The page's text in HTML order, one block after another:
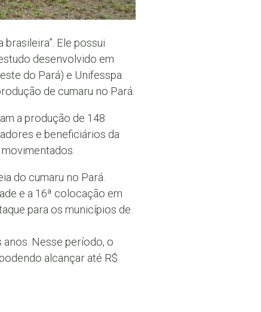
Ele possui
desenvolvido em
do Pará) e Unifesspa
de cumaru no Pará.
a produção de 148
e beneficiários da
do cumaru no Pará.
e a 16ª colocação em
para os municípios de
Nesse período, o
alcançar até R$